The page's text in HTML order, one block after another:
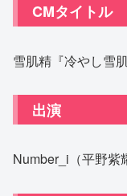
CMタイトル
雪肌精『冷やし雪
出演
Number_i（平野紫